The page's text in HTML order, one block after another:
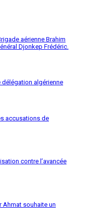
aérienne Brahim
Djonkep Frédéric.
délégation algérienne
accusations de
contre l’avancée
Ahmat souhaite un